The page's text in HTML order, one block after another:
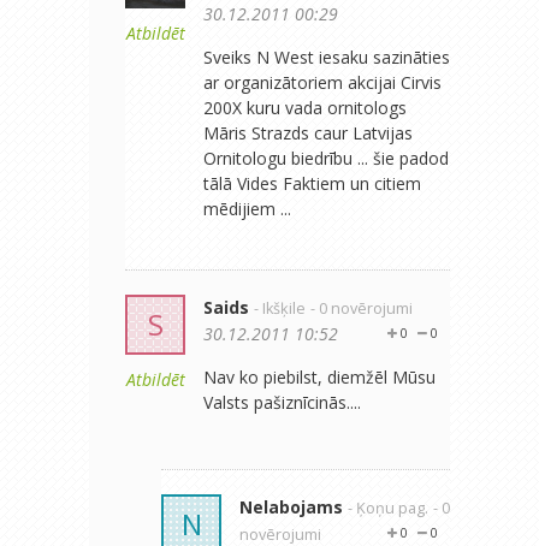
Atbildēt
30.12.2011 00:29
Sveiks N West iesaku sazināties
ar organizātoriem akcijai Cirvis
200X kuru vada ornitologs
Māris Strazds caur Latvijas
Ornitologu biedrību ... šie padod
tālā Vides Faktiem un citiem
mēdijiem ...
S
Atbildēt
Saids - Ikšķile - 0 novērojumi
0
0
30.12.2011 10:52
Nav ko piebilst, diemžēl Mūsu
Valsts pašiznīcinās....
N Nelabojams - Ķoņu pag. - 0
novērojumi
0
0